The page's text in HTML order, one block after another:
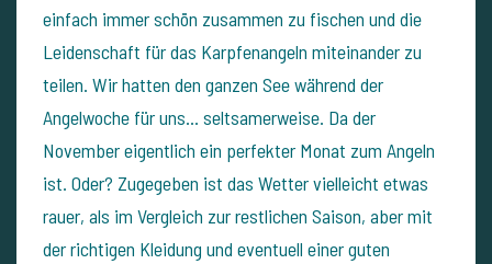
einfach immer schön zusammen zu fischen und die
Leidenschaft für das Karpfenangeln miteinander zu
teilen. Wir hatten den ganzen See während der
Angelwoche für uns... seltsamerweise. Da der
November eigentlich ein perfekter Monat zum Angeln
ist. Oder? Zugegeben ist das Wetter vielleicht etwas
rauer, als im Vergleich zur restlichen Saison, aber mit
der richtigen Kleidung und eventuell einer guten